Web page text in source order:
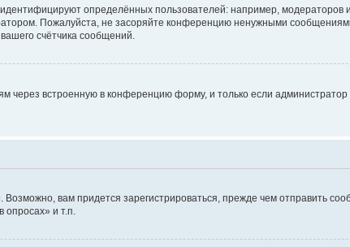
определённых пользователей: например, модераторов
Пожалуйста, не засоряйте конференцию ненужными
счётчика сообщений.
через встроенную в конференцию форму, и только если
вам придется зарегистрироваться, прежде чем отправить
и т.п.